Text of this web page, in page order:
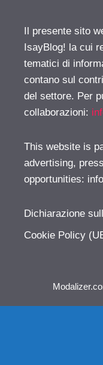
Il presente sito
IsayBlog! la cui
tematici di
contano sul
del settore. Per
collaborazioni:
This website is
advertising,
opportunities:
Dichiarazione
Cookie Policy